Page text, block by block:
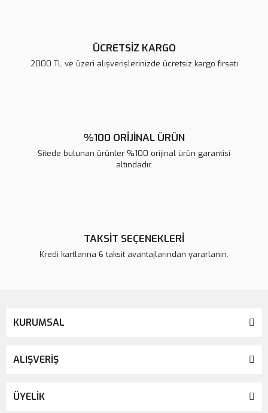
ÜCRETSİZ KARGO
2000 TL ve üzeri alışverişlerinizde ücretsiz kargo fırsatı
%100 ORİJİNAL ÜRÜN
Sitede bulunan ürünler %100 orijinal ürün garantisi
altındadır.
TAKSİT SEÇENEKLERİ
Kredi kartlarına 6 taksit avantajlarından yararlanın.
KURUMSAL
ALIŞVERİŞ
ÜYELİK